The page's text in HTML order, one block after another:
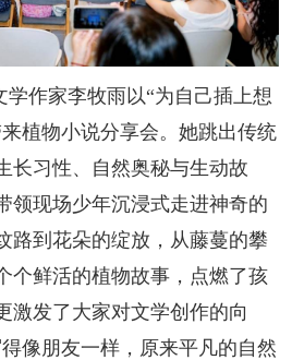
作家李牧雨以“为自己插上想
植物小说分享会。她跳出传统
长习性、自然奥秘与生动故
领现场少年沉浸式走进神奇的
路到花朵的绽放，从藤蔓的攀
个鲜活的植物故事，点燃了孩
激发了大家对文学创作的向
像朋友一样，原来平凡的自然